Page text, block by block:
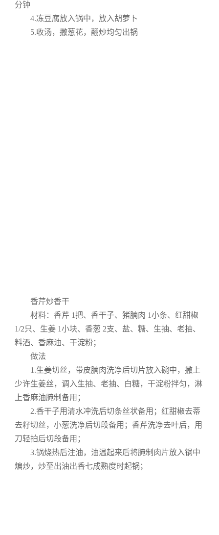
分钟
4.冻豆腐放入锅中，放入胡萝卜
5.收汤，撒葱花，翻炒均匀出锅
香芹炒香干
材料：香芹 1把、香干子、猪腩肉 1小条、红甜椒
1/2只、生姜 1小块、香葱 2支、盐、糖、生抽、老抽、
料酒、香麻油、干淀粉；
做法
1.生姜切丝，带皮腩肉洗净后切片放入碗中，撒上
少许生姜丝，调入生抽、老抽、白糖，干淀粉拌匀，淋
上香麻油腌制备用；
2.香干子用清水冲洗后切条丝状备用；红甜椒去蒂
去籽切丝，小葱洗净后切段备用；香芹洗净去叶后，用
刀轻拍后切段备用；
3.锅烧热后注油，油温起来后将腌制肉片放入锅中
煸炒，炒至出油出香七成熟度时起锅；